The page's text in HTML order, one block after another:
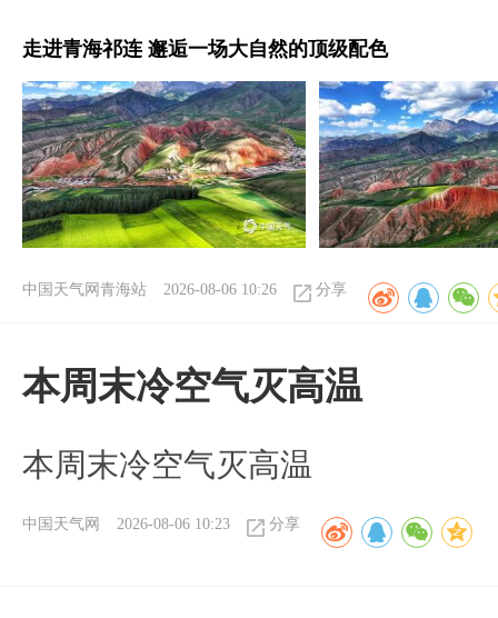
走进青海祁连 邂逅一场大自然的顶级配色
中国天气网青海站 2026-08-06 10:26 分享
本周末冷空气灭高温
本周末冷空气灭高温
中国天气网 2026-08-06 10:23 分享